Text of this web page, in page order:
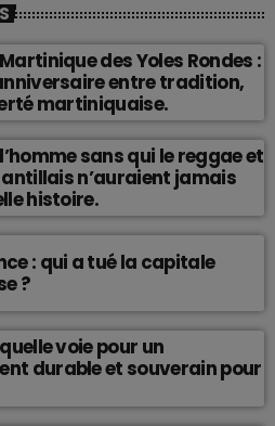
des Yoles Rondes :
entre tradition,
martiniquaise.
sans qui le reggae et
n’auraient jamais
histoire.
: qui a tué la capitale
?
voie pour un
durable et souverain pour